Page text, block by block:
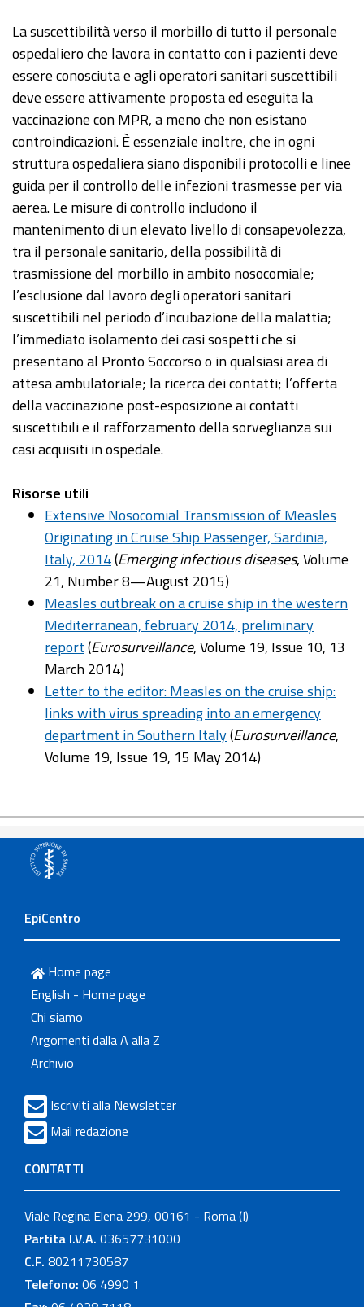
La suscettibilità verso il morbillo di tutto il personale
ospedaliero che lavora in contatto con i pazienti deve
essere conosciuta e agli operatori sanitari suscettibili
deve essere attivamente proposta ed eseguita la
vaccinazione con MPR, a meno che non esistano
controindicazioni. È essenziale inoltre, che in ogni
struttura ospedaliera siano disponibili protocolli e linee
guida per il controllo delle infezioni trasmesse per via
aerea. Le misure di controllo includono il
mantenimento di un elevato livello di consapevolezza,
tra il personale sanitario, della possibilità di
trasmissione del morbillo in ambito nosocomiale;
l’esclusione dal lavoro degli operatori sanitari
suscettibili nel periodo d’incubazione della malattia;
l’immediato isolamento dei casi sospetti che si
presentano al Pronto Soccorso o in qualsiasi area di
attesa ambulatoriale; la ricerca dei contatti; l’offerta
della vaccinazione post-esposizione ai contatti
suscettibili e il rafforzamento della sorveglianza sui
casi acquisiti in ospedale.
Risorse utili
Extensive Nosocomial Transmission of Measles
Originating in Cruise Ship Passenger, Sardinia,
Italy, 2014(Emerging infectious diseases, Volume
21, Number 8—August 2015)
Measles outbreak on a cruise ship in the western
Mediterranean, february 2014, preliminary
report(Eurosurveillance, Volume 19, Issue 10, 13
March 2014)
Letter to the editor: Measles on the cruise ship:
links with virus spreading into an emergency
department in Southern Italy(Eurosurveillance,
Volume 19, Issue 19, 15 May 2014)
EpiCentro
Home page
English - Home page
Chi siamo
Argomenti dalla A alla Z
Archivio
Iscriviti alla Newsletter
Mail redazione
CONTATTI
Viale Regina Elena 299, 00161 - Roma (I)
Partita I.V.A. 03657731000
C.F. 80211730587
Telefono: 06 4990 1